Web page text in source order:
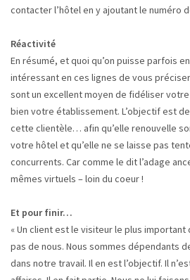
contacter l’hôtel en y ajoutant le numéro
Réactivité
En résumé, et quoi qu’on puisse parfois
intéressant en ces lignes de vous
sont un excellent moyen de fidéliser
bien votre établissement. L’objectif est
cette clientèle… afin qu’elle renouvelle
votre hôtel et qu’elle ne se laisse pas
concurrents. Car comme le dit l’adage
mêmes virtuels – loin du coeur !
Et pour finir…
« Un client est le visiteur le plus important
pas de nous. Nous sommes dépendants
dans notre travail. Il en est l’objectif. Il